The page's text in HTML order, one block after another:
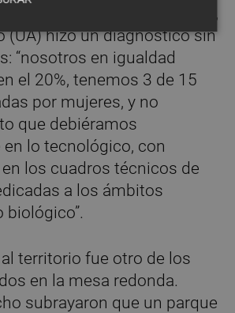
este aspecto”. Finalmente,
(UA) hizo un diagnóstico sin
“nosotros en igualdad
el 20%, tenemos 3 de 15
por mujeres, y no
que debiéramos
lo tecnológico, con
los cuadros técnicos de
a los ámbitos
territorio fue otro de los
en la mesa redonda.
subrayaron que un parque